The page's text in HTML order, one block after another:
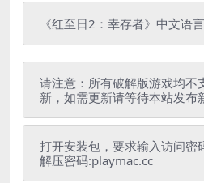
《红至日2：幸存者》中文语
请注意：所有破解版游戏均不
新，如需更新请等待本站发布
打开安装包，要求输入访问密
解压密码:playmac.cc